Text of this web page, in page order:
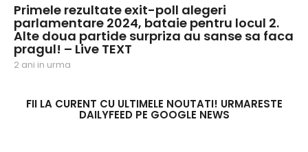
Primele rezultate exit-poll alegeri
parlamentare 2024, bataie pentru locul 2.
Alte doua partide surpriza au sanse sa faca
pragul! – Live TEXT
2 ani in urma
i
FII LA CURENT CU ULTIMELE NOUTATI! URMARESTE
DAILYFEED PE GOOGLE NEWS